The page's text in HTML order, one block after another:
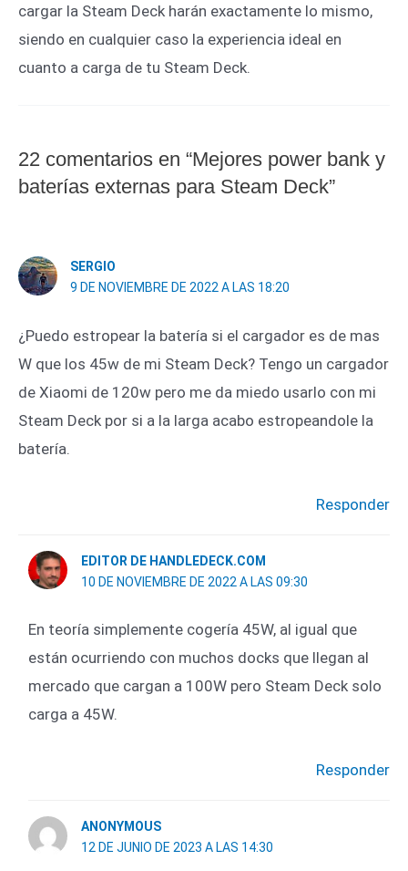
cargar la Steam Deck harán exactamente lo mismo,
siendo en cualquier caso la experiencia ideal en
cuanto a carga de tu Steam Deck.
22 comentarios en “Mejores power bank y
baterías externas para Steam Deck”
SERGIO
9 DE NOVIEMBRE DE 2022 A LAS 18:20
¿Puedo estropear la batería si el cargador es de mas
W que los 45w de mi Steam Deck? Tengo un cargador
de Xiaomi de 120w pero me da miedo usarlo con mi
Steam Deck por si a la larga acabo estropeandole la
batería.
Responder
EDITOR DE HANDLEDECK.COM
10 DE NOVIEMBRE DE 2022 A LAS 09:30
En teoría simplemente cogería 45W, al igual que
están ocurriendo con muchos docks que llegan al
mercado que cargan a 100W pero Steam Deck solo
carga a 45W.
Responder
ANONYMOUS
12 DE JUNIO DE 2023 A LAS 14:30